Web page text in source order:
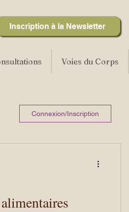
Inscription à la Newsletter
Voies du Corps
Connexion/Inscription